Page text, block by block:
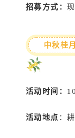
招募方式：
中秋桂
活动时间：
活动地点 ：